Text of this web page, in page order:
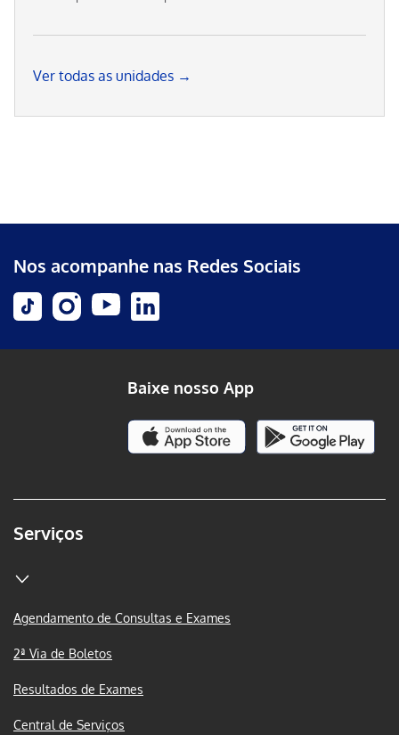
Ver todas as unidades →
Nos acompanhe nas Redes Sociais
Serviços
Agendamento de Consultas e Exames
2ª Via de Boletos
Resultados de Exames
Central de Serviços
Baixe nosso App